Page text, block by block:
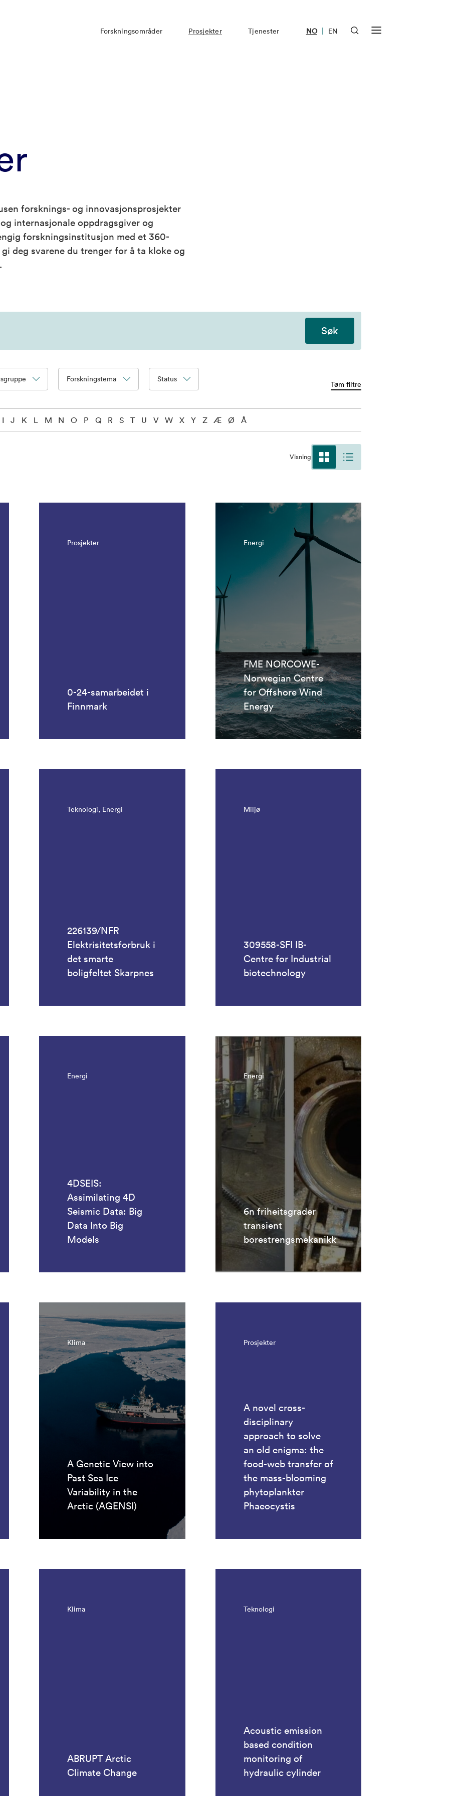
Forskningsområder Prosjekter Tjenester NO | EN
forsknings- og innovasjonsprosjekter
internasjonale oppdragsgiver og
forskningsinstitusjon med et 360-
deg svarene du trenger for å ta kloke og
Søk
Forskningstema Status
Tøm filtre
I J K L M N O P Q R S T U V W X Y Z Æ Ø Å
Visning
Prosjekter
0-24-samarbeidet i
Finnmark
Energi
FME NORCOWE-
Norwegian Centre
for Offshore Wind
Energy
Teknologi, Energi
226139/NFR
Elektrisitetsforbruk i
det smarte
boligfeltet Skarpnes
Miljø
309558-SFI IB-
Centre for Industrial
biotechnology
Energi
4DSEIS:
Assimilating 4D
Seismic Data: Big
Data Into Big
Models
Energi
6n friheitsgrader
transient
borestrengsmekanikk
Klima
A Genetic View into
Past Sea Ice
Variability in the
Arctic (AGENSI)
Prosjekter
A novel cross-
disciplinary
approach to solve
an old enigma: the
food-web transfer of
the mass-blooming
phytoplankter
Phaeocystis
Klima
ABRUPT Arctic
Climate Change
Teknologi
Acoustic emission
based condition
monitoring of
hydraulic cylinder